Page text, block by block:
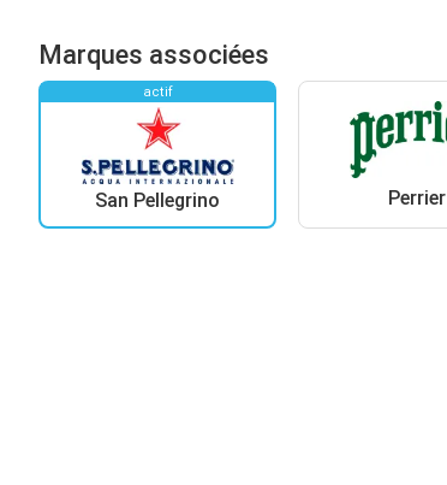
Marques associées
actif
San Pellegrino Perrier